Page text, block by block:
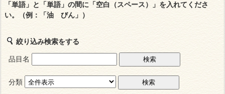
「単語」と「単語」の間に「空白（スペース）」を入れてくださ
い。（例：「油 びん」）
絞り込み検索をする
品目名
分類